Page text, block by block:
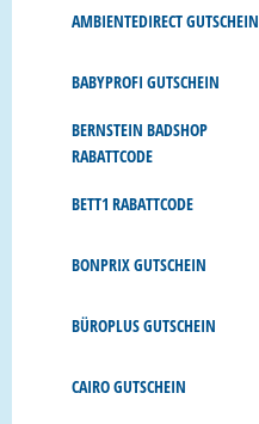
AMBIENTEDIRECT GUTSCHEIN
BABYPROFI GUTSCHEIN
BERNSTEIN BADSHOP
RABATTCODE
BETT1 RABATTCODE
BONPRIX GUTSCHEIN
BÜROPLUS GUTSCHEIN
CAIRO GUTSCHEIN